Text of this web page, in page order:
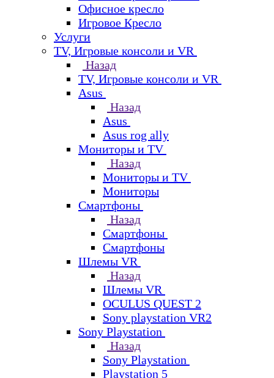
Офисное кресло
Игровое Кресло
Услуги
TV, Игровые консоли и VR
Назад
TV, Игровые консоли и VR
Asus
Назад
Asus
Asus rog ally
Мониторы и TV
Назад
Мониторы и TV
Мониторы
Смартфоны
Назад
Смартфоны
Смартфоны
Шлемы VR
Назад
Шлемы VR
OCULUS QUEST 2
Sony playstation VR2
Sony Playstation
Назад
Sony Playstation
Playstation 5